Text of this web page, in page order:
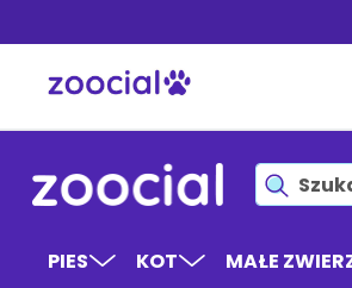
treści
PIES KOT MAŁE